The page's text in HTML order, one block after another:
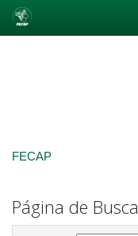
FECAP
Página de Busca